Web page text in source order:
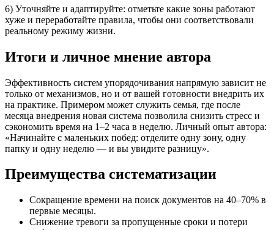
6) Уточняйте и адаптируйте: отметьте какие зоны работают
хуже и переработайте правила, чтобы они соответствовали
реальному режиму жизни.
Итоги и личное мнение автора
Эффективность систем упорядочивания напрямую зависит не
только от механизмов, но и от вашей готовности внедрить их
на практике. Примером может служить семья, где после
месяца внедрения новая система позволила снизить стресс и
сэкономить время на 1–2 часа в неделю. Личный опыт автора:
«Начинайте с маленьких побед: отделите одну зону, одну
папку и одну неделю — и вы увидите разницу».
Преимущества систематизации
Сокращение времени на поиск документов на 40–70% в
первые месяцы.
Снижение тревоги за пропущенные сроки и потери